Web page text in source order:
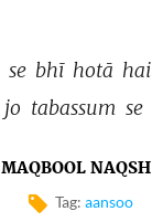
se bhī hotā hai
jo tabassum se
MAQBOOL NAQSH
Tag: aansoo